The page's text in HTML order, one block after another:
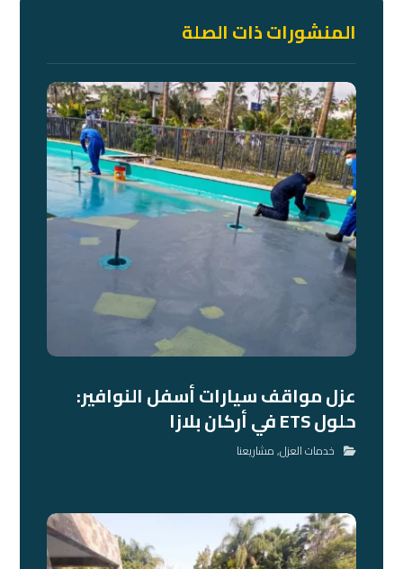
المنشورات ذات الصلة
عزل مواقف سيارات أسفل النوافير:
حلول ETS في أركان بلازا
خدمات العزل,مشاريعنا